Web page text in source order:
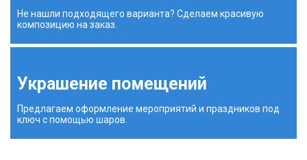
Не нашли подходящего варианта? Сделаем красивую
композицию на заказ.
Украшение помещений
Предлагаем оформление мероприятий и праздников под
ключ с помощью шаров.